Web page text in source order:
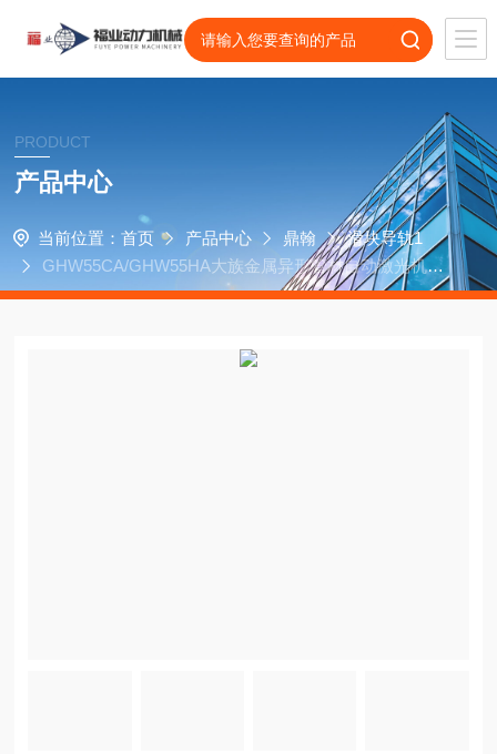
PRODUCT
产品中心
当前位置： 首页 产品中心 鼎翰
滑块导轨1
GHW55CA/GHW55HA大族金属异形管材自动激光机用
鼎翰滑块导轨